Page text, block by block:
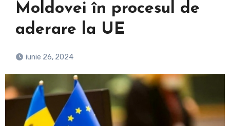
Moldovei în procesul de
aderare la UE
iunie 26, 2024